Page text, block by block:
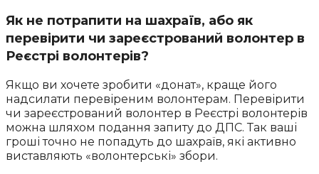
Як не потрапити на шахраїв, або як
перевірити чи зареєстрований волонтер в
Реєстрі волонтерів?
Якщо ви хочете зробити «донат», краще його
надсилати перевіреним волонтерам. Перевірити
чи зареєстрований волонтер в Реєстрі волонтерів
можна шляхом подання запиту до ДПС. Так ваші
гроші точно не попадуть до шахраїв, які активно
виставляють «волонтерські» збори.